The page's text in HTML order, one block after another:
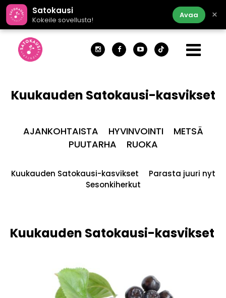
Satokausi
Kokeile sovellusta!
Avaa ×
Kuukauden Satokausi-kasvikset
AJANKOHTAISTA HYVINVOINTI
METSÄ
PUUTARHA
RUOKA
Kuukauden Satokausi-kasvikset
Parasta juuri nyt
Sesonkiherkut
Kuukauden Satokausi-kasvikset